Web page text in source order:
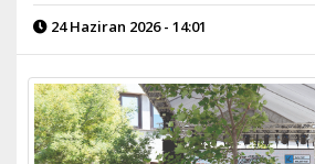
24 Haziran 2026 - 14:01